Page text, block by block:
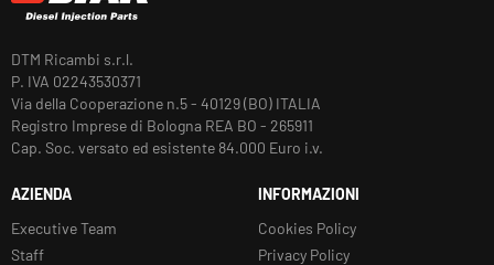
DTM Ricambi s.r.l.
P. IVA 02243530371
Via della Cooperazione n.5 - 40129 (BO) ITALIA
Registro Imprese di Bologna REA BO - 265911
Cap. Soc. versato ed esistente 84.000 Euro i.v.
AZIENDA
Executive Team
Staff
INFORMAZIONI
Cookies Policy
Privacy Policy